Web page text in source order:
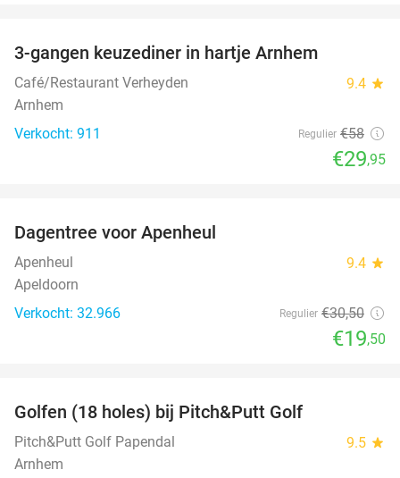
3-gangen keuzediner in hartje Arnhem
Café/Restaurant Verheyden 9.4 star
Arnhem
Verkocht: 911
Regulier €58
€29,95
Dagentree voor Apenheul
Apenheul 9.4 star
Apeldoorn
Verkocht: 32.966
Regulier €30,50
€19,50
Golfen (18 holes) bij Pitch&Putt Golf
Pitch&Putt Golf Papendal 9.5 star
Arnhem